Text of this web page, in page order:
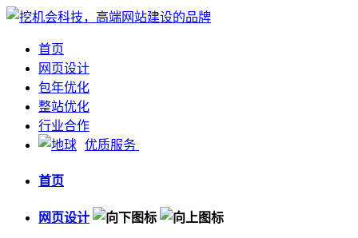
首页
网页设计
包年优化
整站优化
行业合作
优质服务
首页
网页设计